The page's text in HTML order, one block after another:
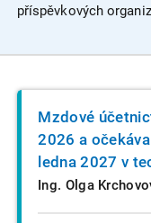
příspěvkových
Mzdové
2026 a
ledna 2027 v
Ing. Olga